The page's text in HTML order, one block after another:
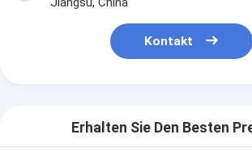
Kontakt
Erhalten Sie Den Besten